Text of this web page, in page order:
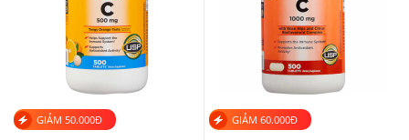
GIẢM 50.000Đ GIẢM 60.000Đ